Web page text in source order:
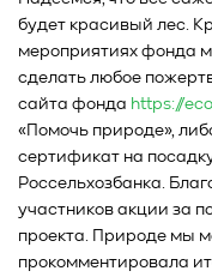
будет красивый лес.
мероприятиях фонда
сделать любое
сайта фонда https://
«Помочь природе»,
сертификат на
Россельхозбанка.
участников акции за
проекта. Природе мы
прокомментировала